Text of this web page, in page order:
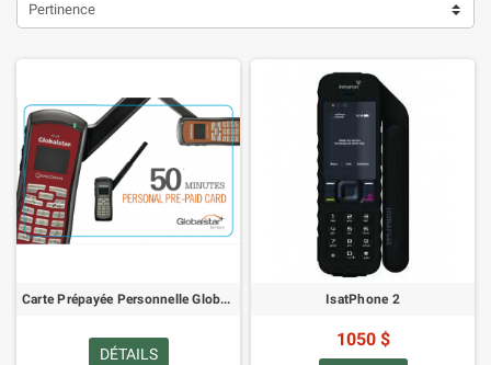
Pertinence
Carte Prépayée Personnelle Globalstar 50
DÉTAILS
IsatPhone 2
1050 $